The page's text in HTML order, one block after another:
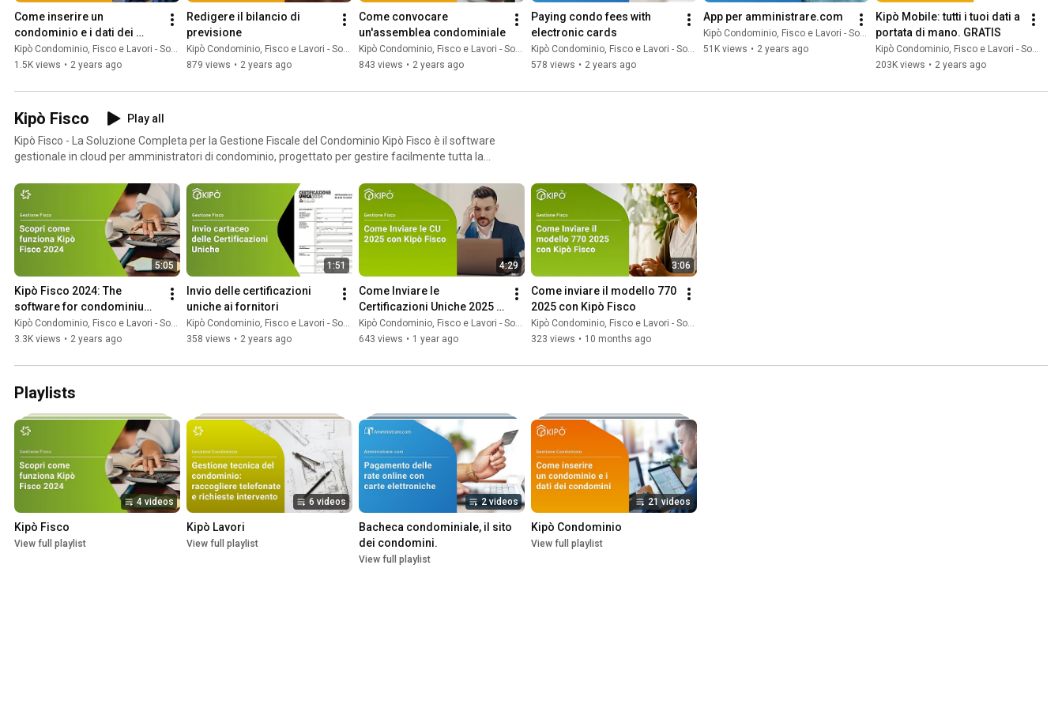
🔔 Iscriviti al canale per altri video pratici su Kipò e suggerimenti
per una gestione condominiale efficace.
#KipòCondominio#GestioneCondominio #PagamentoF24
#AmministratoreCondominio
#FatturazioneElettronica
Come inserire un
condominio e i dati dei
condomini
Kipò Condominio, Fisco e Lavori - Softime
1.5K views • 2 years ago
Redigere il bilancio di
previsione
Kipò Condominio, Fisco e Lavori - Softime
879 views • 2 years ago
Come convocare
un'assemblea condominiale
Kipò Condominio, Fisco e Lavori - Softime
843 views • 2 years ago
Paying condo fees with
electronic cards
Kipò Condominio, Fisco e Lavori - Softime
578 views • 2 years ago
App per amministrare.com
Kipò Condominio, Fisco e Lavori - Softime
51K views • 2 years ago
Kipò Mobile: tutti i tuoi dati a
portata di mano. GRATIS
Kipò Condominio, Fisco e Lavori - Softime
203K views • 2 years ago
Kipò Fisco
Play all
Kipò Fisco - La Soluzione Completa per la Gestione Fiscale del Condominio Kipò Fisco è il software
gestionale in cloud per amministratori di condominio, progettato per gestire facilmente tutta la
autonomia ogni aspetto degli obblighi fiscali: dall’inserimento e verifica dei dati (con importazione
automatica) fino alla compilazione, generazione e invio delle dichiarazioni per detrazioni, CU,
modelli 770, F24, quadri AC e K. Kipò Fisco è completo, affidabile ed economico. Grazie alla nostra
infrastruttura server, puoi lavorare da remoto con connessioni multiutente simultanee senza costi
aggiuntivi, garantendo flessibilità e sicurezza. Scegli la Soluzione Adatta a Te: Kipò Fisco offre
versioni differenziate per la trasmissione telematica all’Agenzia delle Entrate, a partire da soli
139,90 €.
5:05
Kipò Fisco 2024: The
software for condominium
tax management
Kipò Condominio, Fisco e Lavori - Softime
3.3K views • 2 years ago
1:51
Invio delle certificazioni
uniche ai fornitori
Kipò Condominio, Fisco e Lavori - Softime
358 views • 2 years ago
4:29
Come Inviare le
Certificazioni Uniche 2025
con Kipò Fisco
Kipò Condominio, Fisco e Lavori - Softime
643 views • 1 year ago
3:06
Come inviare il modello 770
2025 con Kipò Fisco
Kipò Condominio, Fisco e Lavori - Softime
323 views • 10 months ago
Playlists
4 videos
Kipò Fisco
View full playlist
6 videos
Kipò Lavori
View full playlist
2 videos
Bacheca condominiale, il sito
dei condomini.
View full playlist
21 videos
Kipò Condominio
View full playlist